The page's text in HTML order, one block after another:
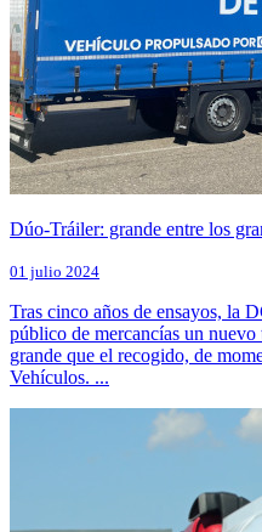
Dúo-Tráiler: grande entre los
01 julio 2024
Tras cinco años de ensayos, la
público de mercancías un
grande que el recogido, de
Vehículos. ...